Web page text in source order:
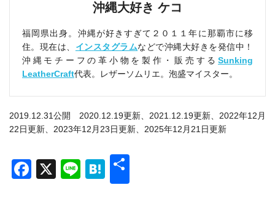
沖縄大好き ケコ
福岡県出身。沖縄が好きすぎて２０１１年に那覇市に移
住。現在は、 インスタグラムなどで沖縄大好きを発信中！
沖縄モチーフの革小物を製作・販売する Sunking
LeatherCraft代表。レザーソムリエ。泡盛マイスター。
2019.12.31公開 2020.12.19更新、2021.12.19更新、2022年12月
22日更新、2023年12月23日更新、2025年12月21日更新
Facebook
X LineHatena